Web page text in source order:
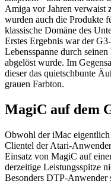
Amiga vor Jahren verwaist
wurden auch die Produkte
klassische Domäne des
Erstes Ergebnis war der
Lebensspanne durch
abgelöst wurde. Im
dieser das quietschbunte
grauen Farbton.
MagiC auf dem
Obwohl der iMac eigentlich
Clientel der Atari-
Einsatz von MagiC auf
derzeitige Leistungsspitze
Besonders DTP-Anwender